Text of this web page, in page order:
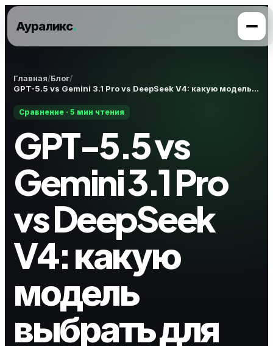
Аураликс.
Главная Блог
GPT-5.5 vs Gemini 3.1 Pro vs DeepSeek V4: какую модель выбрать для чат-бота
Сравнение · 5 мин чтения
GPT-5.5 vs
Gemini 3.1 Pro
vs DeepSeek
V4: какую
модель
выбрать для